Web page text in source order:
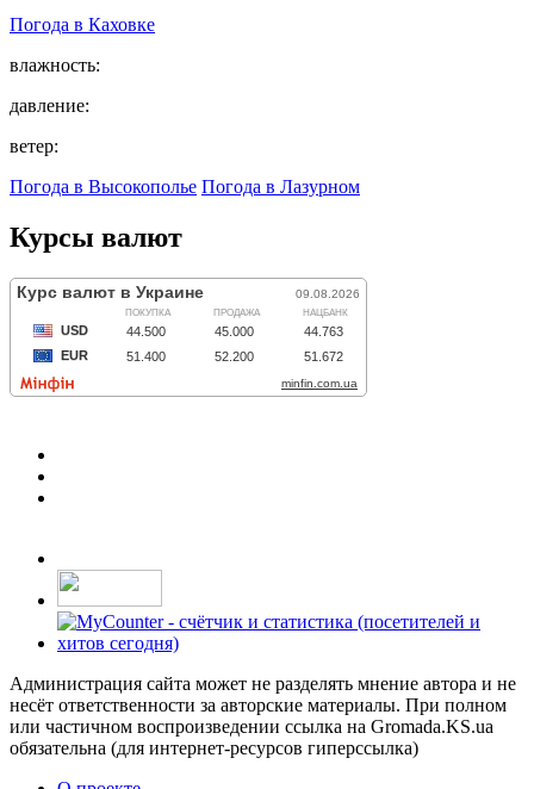
Погода в Каховке
влажность:
давление:
ветер:
Погода в Высокополье Погода в Лазурном
Курсы валют
Администрация сайта может не разделять мнение автора и не
несёт ответственности за авторские материалы. При полном
или частичном воспроизведении ссылка на Gromada.KS.ua
обязательна (для интернет-ресурсов гиперссылка)